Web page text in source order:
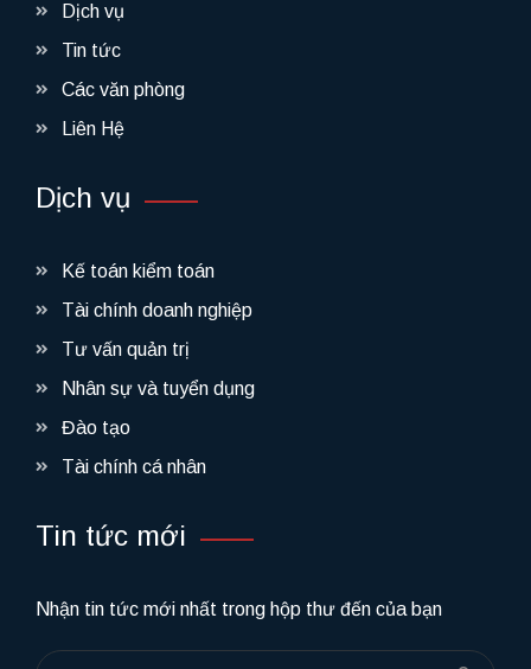
Dịch vụ
Tin tức
Các văn phòng
Liên Hệ
Dịch vụ
Kế toán kiểm toán
Tài chính doanh nghiệp
Tư vấn quản trị
Nhân sự và tuyển dụng
Đào tạo
Tài chính cá nhân
Tin tức mới
Nhận tin tức mới nhất trong hộp thư đến của bạn